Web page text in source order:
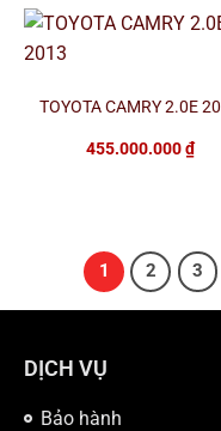
TOYOTA CAMRY 2.0E
455.000.000₫
1 2 3
DỊCH VỤ
Bảo hành